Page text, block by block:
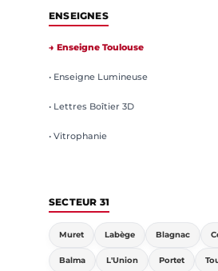
ENSEIGNES
→ Enseigne Toulouse
• Enseigne Lumineuse
• Lettres Boîtier 3D
• Vitrophanie
SECTEUR 31
Muret Labège Blagnac
Balma L'Union Portet